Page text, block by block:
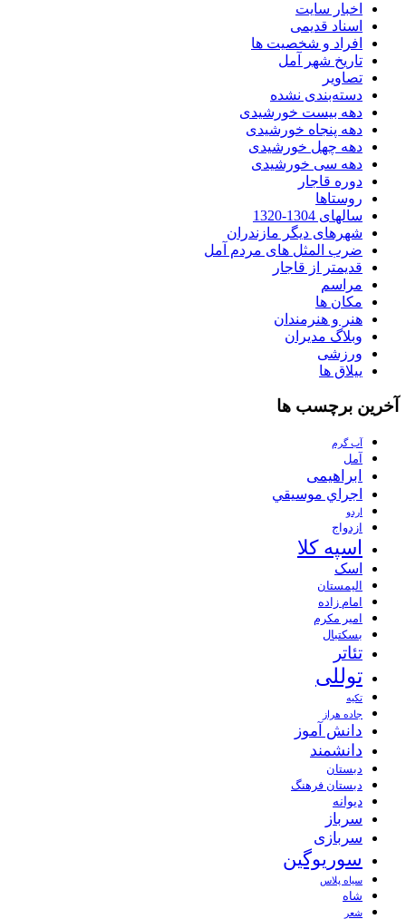
اخبار سایت
اسناد قدیمی
افراد و شخصیت ها
تاریخ شهر آمل
تصاویر
دسته‌بندی نشده
دهه بیست خورشیدی
دهه پنجاه خورشیدی
دهه چهل خورشیدی
دهه سی خورشیدی
دوره قاجار
روستاها
سالهای 1304-1320
شهرهای دیگر مازندران
ضرب المثل های مردم آمل
قدیمتر از قاجار
مراسم
مکان ها
هنر و هنرمندان
وبلاگ مدیران
ورزشی
ییلاق ها
آخرین برچسب ها
آب گرم
آمل
ابراهیمی
اجراي موسيقي
اردو
ازدواج
اسپه کلا
اسک
الیمستان
امام زاده
امیر مکرم
بسکتبال
تئاتر
توللی
تکیه
جاده هراز
دانش آموز
دانشمند
دبستان
دبستان فرهنگ
دیوانه
سرباز
سربازی
سوریوگین
سیاه پلاس
شاه
شعر